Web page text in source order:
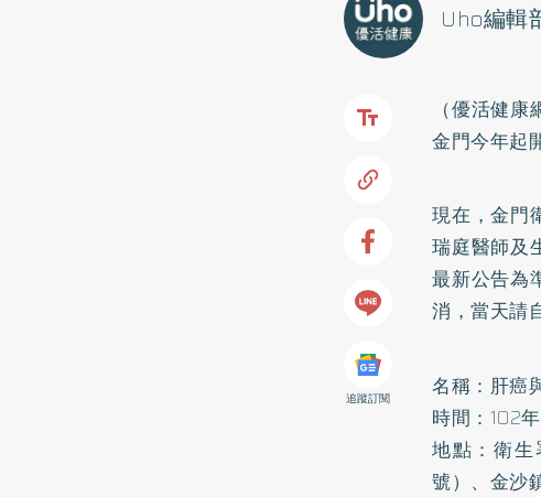
Uho編輯
追蹤訂閱
（優活健
金門今年起
現在，金門
瑞庭醫師及
最新公告為
消，當天請
名稱：肝癌
時間：102
地點：衛
號）、金沙